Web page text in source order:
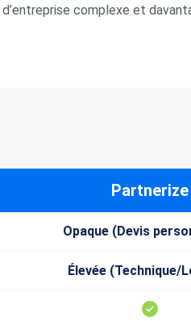
complexe et
Partnerize
Opaque (Devis
Élevée (Technique/